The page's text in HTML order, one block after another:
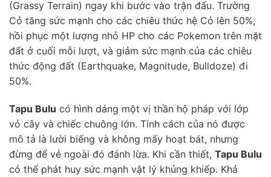
(Grassy Terrain) ngay khi bước vào trận đấu. Trường
Cỏ tăng sức mạnh cho các chiêu thức hệ Cỏ lên 50%,
hồi phục một lượng nhỏ HP cho các Pokemon trên mặt
đất ở cuối mỗi lượt, và giảm sức mạnh của các chiêu
thức động đất (Earthquake, Magnitude, Bulldoze) đi
50%.
Tapu Bulu có hình dáng một vị thần hộ pháp với lớp
vỏ cây và chiếc chuông lớn. Tính cách của nó được
mô tả là lười biếng và không mấy hoạt bát, nhưng
đừng để vẻ ngoài đó đánh lừa. Khi cần thiết, Tapu Bulu
có thể phát huy sức mạnh vật lý khủng khiếp. Khả